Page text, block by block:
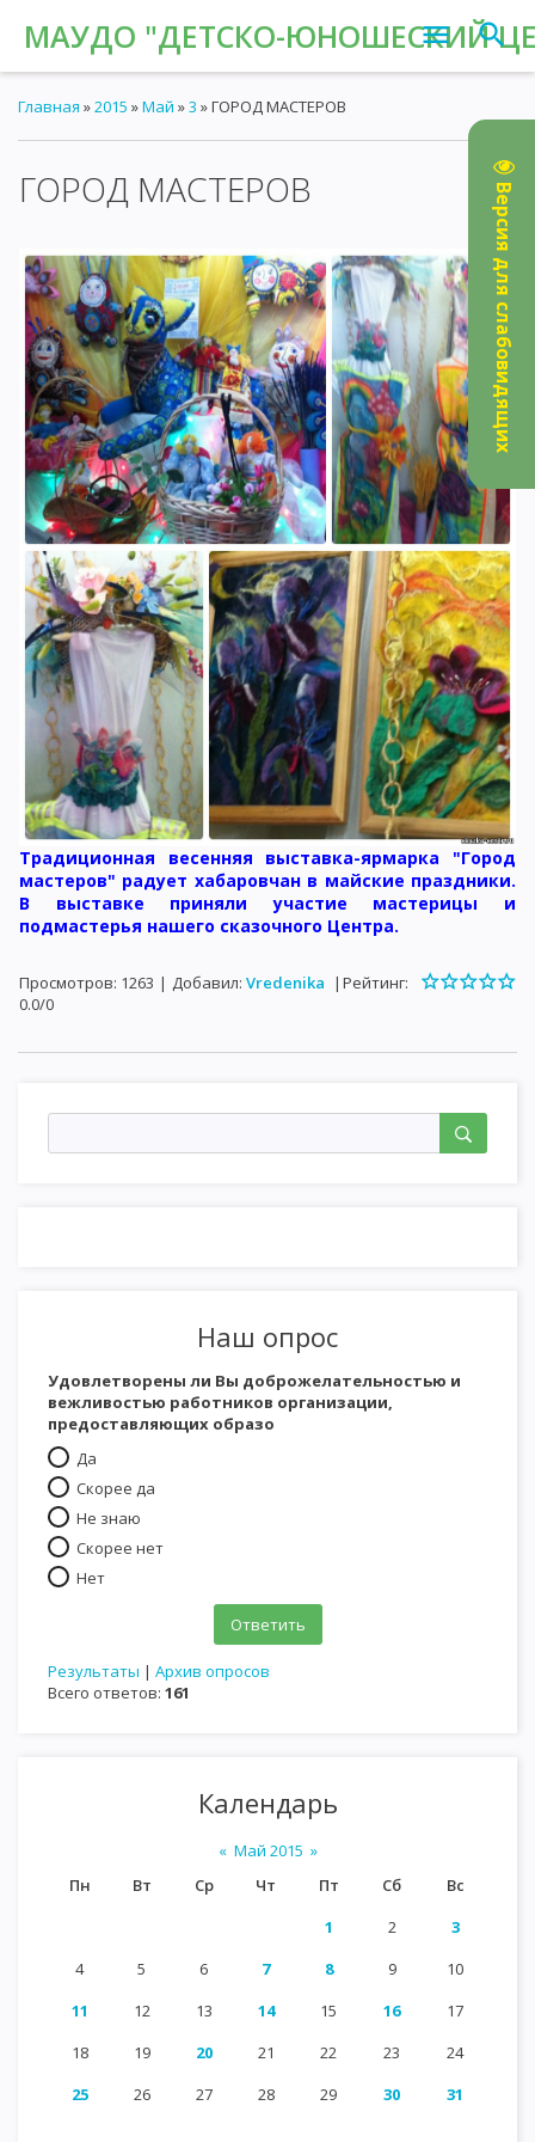
Версия для слабовидящих
МАУДО "ДЕТСКО-ЮНОШЕСКИЙ
Наш опрос
Удовлетворены ли Вы доброжелательностью и
вежливостью работников организации,
предоставляющих образо
Да
Скорее да
Не знаю
Скорее нет
Нет
Результаты | Архив опросов
Всего ответов: 161
Календарь
« Май 2015 »
Пн
Вт Ср Чт Пт Сб
Вс
1
2
3
4
5 6 7 8 9
10
11
12 13 14 15 16
17
18
19 20 21 22 23
24
25
26 27 28 29 30 31
Главная »2015 »Май »3 » ГОРОД МАСТЕРОВ
04:51
ГОРОД МАСТЕРОВ
Традиционная весенняя выставка-ярмарка "Город
мастеров" радует хабаровчан в майские праздники.
В выставке приняли участие мастерицы и
подмастерья нашего сказочного Центра.
Просмотров: 1263 | Добавил: Vredenika | Рейтинг:
0.0/0